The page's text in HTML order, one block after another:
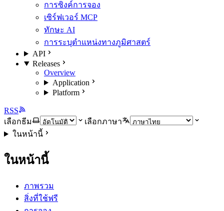
การซิงค์การจอง
เซิร์ฟเวอร์ MCP
ทักษะ AI
การระบุตำแหน่งทางภูมิศาสตร์
API
Releases
Overview
Application
Platform
RSS
เลือกธีม
เลือกภาษา
ในหน้านี้
ในหน้านี้
ภาพรวม
สิ่งที่ใช้ฟรี